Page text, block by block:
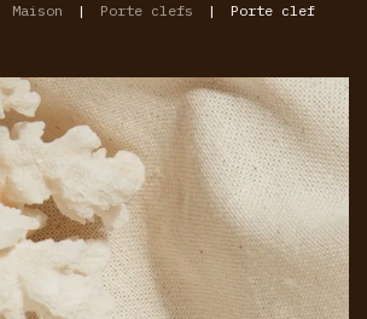
Maison | Porte clefs |
Porte clef